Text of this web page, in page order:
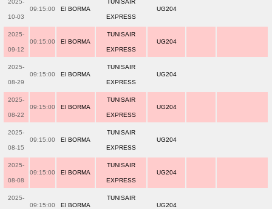
2025-
10-03
09:15:00 El BORMA
TUNISAIR
EXPRESS
UG204
2025-
09-12
09:15:00 El BORMA
TUNISAIR
EXPRESS
UG204
2025-
08-29
09:15:00 El BORMA
TUNISAIR
EXPRESS
UG204
2025-
08-22
09:15:00 El BORMA
TUNISAIR
EXPRESS
UG204
2025-
08-15
09:15:00 El BORMA
TUNISAIR
EXPRESS
UG204
2025-
08-08
09:15:00 El BORMA
TUNISAIR
EXPRESS
UG204
2025-
09:15:00 El BORMA
TUNISAIR
UG204